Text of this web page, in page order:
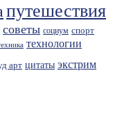
путешествия
советы социум спорт
технологии
арт цитаты экстрим